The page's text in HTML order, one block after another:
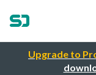
Upgrade to